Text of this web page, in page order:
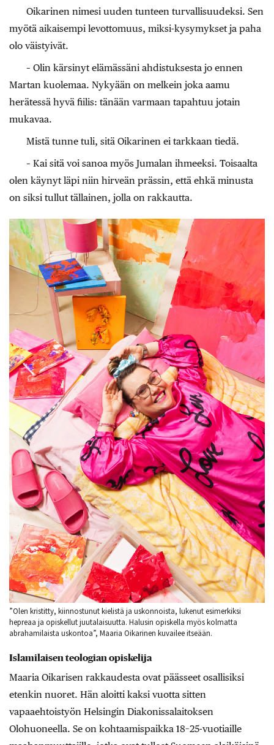
Oikarinen nimesi uuden tunteen turvallisuudeksi. Sen
myötä aikaisempi levottomuus, miksi-kysymykset ja paha
olo väistyivät.
– Olin kärsinyt elämässäni ahdistuksesta jo ennen
Martan kuolemaa. Nykyään on melkein joka aamu
herätessä hyvä fiilis: tänään varmaan tapahtuu jotain
mukavaa.
Mistä tunne tuli, sitä Oikarinen ei tarkkaan tiedä.
– Kai sitä voi sanoa myös Jumalan ihmeeksi. Toisaalta
olen käynyt läpi niin hirveän prässin, että ehkä minusta
on siksi tullut tällainen, jolla on rakkautta.
”Olen kristitty, kiinnostunut kielistä ja uskonnoista, lukenut esimerkiksi
hepreaa ja opiskellut juutalaisuutta. Halusin opiskella myös kolmatta
abrahamilaista uskontoa”, Maaria Oikarinen kuvailee itseään.
Islamilaisen teologian opiskelija
Maaria Oikarisen rakkaudesta ovat päässeet osallisiksi
etenkin nuoret. Hän aloitti kaksi vuotta sitten
vapaaehtoistyön Helsingin Diakonissalaitoksen
Olohuoneella. Se on kohtaamispaikka 18–25-vuotiaille